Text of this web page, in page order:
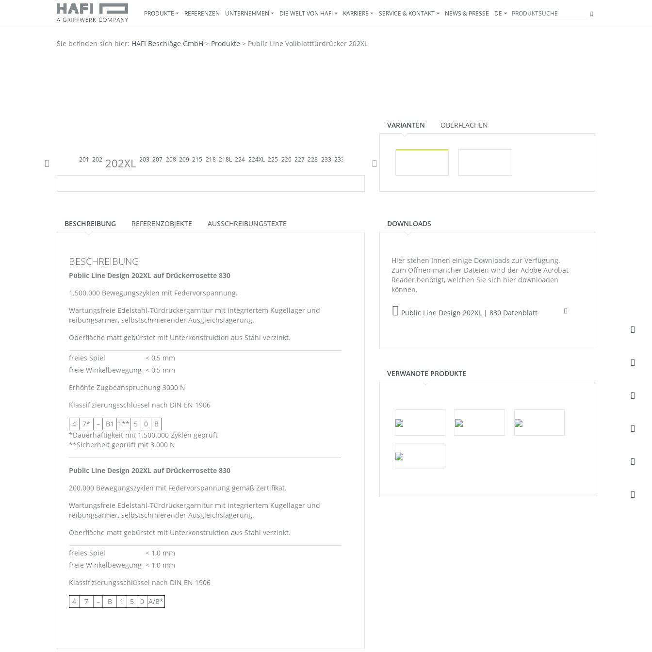
PRODUKTE REFERENZEN UNTERNEHMEN DIE WELT VON HAFI KARRIERE SERVICE & KONTAKT NEWS & PRESSE DE
Sie befinden sich hier: HAFI Beschläge GmbH > Produkte > Public Line Vollblatttürdrücker 202XL
833 201 202 202XL 203 207 208 209 215 218 218L 224 224XL 225 226 227 228 233 233K 235
VARIANTEN OBERFLÄCHEN
BESCHREIBUNG REFERENZOBJEKTE AUSSCHREIBUNGSTEXTE
BESCHREIBUNG
Public Line Design 202XL auf Drückerrosette 830
1.500.000 Bewegungszyklen mit Federvorspannung.
Wartungsfreie Edelstahl-Türdrückergarnitur mit integriertem Kugellager und
reibungsarmer, selbstschmierender Ausgleichslagerung.
Oberfläche matt gebürstet mit Unterkonstruktion aus Stahl verzinkt.
freies Spiel
< 0,5 mm
freie Winkelbewegung < 0,5 mm
Erhöhte Zugbeanspruchung 3000 N
Klassifizierungsschlüssel nach DIN EN 1906
4 7* – B1 1** 5 0
B
*Dauerhaftigkeit mit 1.500.000 Zyklen geprüft
**Sicherheit geprüft mit 3.000 N
Public Line Design 202XL auf Drückerrosette 830
200.000 Bewegungszyklen mit Federvorspannung gemäß Zertifikat.
Wartungsfreie Edelstahl-Türdrückergarnitur mit integriertem Kugellager und
reibungsarmer, selbstschmierender Ausgleichslagerung.
Oberfläche matt gebürstet mit Unterkonstruktion aus Stahl verzinkt.
freies Spiel
< 1,0 mm
freie Winkelbewegung < 1,0 mm
Klassifizierungsschlüssel nach DIN EN 1906
4 7 – B 1 5 0 A/B*
DOWNLOADS
Hier stehen Ihnen einige Downloads zur Verfügung.
Zum Öffnen mancher Dateien wird der Adobe Acrobat
Reader benötigt, welchen Sie sich hier downloaden
können.
Public Line Design 202XL | 830 Datenblatt
VERWANDTE PRODUKTE